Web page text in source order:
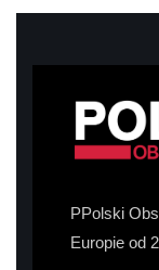
PPolski
Europie od